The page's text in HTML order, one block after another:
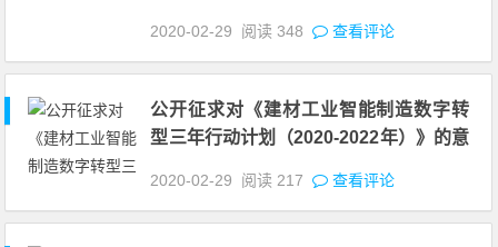
2020-02-29 阅读348 查看评论
公开征求对《建材工业智能制造数字转
型三年行动计划（2020-2022年）》的意
2020-02-29 阅读 217 查看评论